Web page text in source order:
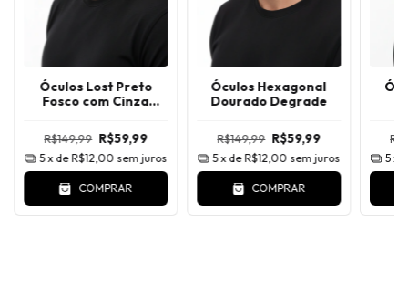
Óculos Lost Preto
Fosco com Cinza
R$149,99 R$59,99
5 x de R$12,00 sem juros
COMPRAR
Óculos Hexagonal
Dourado Degrade
R$149,99 R$59,99
5 x de R$12,00 sem juros
COMPRAR
5 x